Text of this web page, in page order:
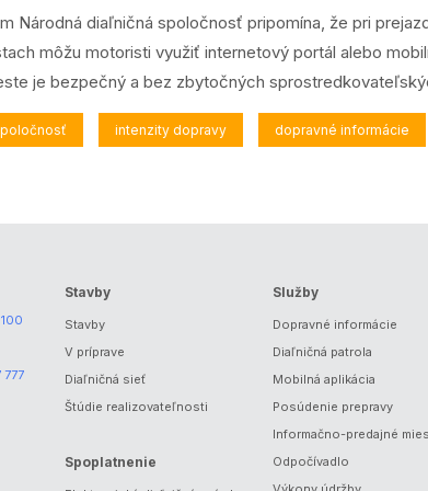
Národná diaľničná spoločnosť pripomína, že pri
môžu motoristi využiť internetový portál alebo
je bezpečný a bez zbytočných
intenzity dopravy dopravné informácie
777
Stavby
Stavby
V príprave
Diaľničná sieť
Štúdie realizovateľnosti
Spoplatnenie
Služby
Dopravné informácie
Diaľničná patrola
Mobilná aplikácia
Posúdenie prepravy
Informačno-predajné
Odpočívadlo